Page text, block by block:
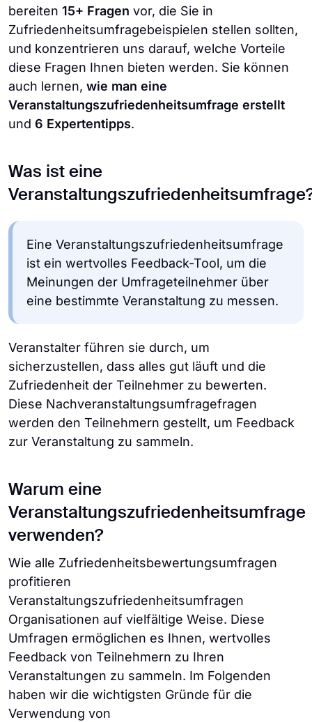
bereiten 15+ Fragen vor, die Sie in
Zufriedenheitsumfragebeispielen stellen sollten,
und konzentrieren uns darauf, welche Vorteile
diese Fragen Ihnen bieten werden. Sie können
auch lernen, wie man eine
Veranstaltungszufriedenheitsumfrage erstellt
und 6 Expertentipps.
Was ist eine
Eine Veranstaltungszufriedenheitsumfrage
ist ein wertvolles Feedback-Tool, um die
Meinungen der Umfrageteilnehmer über
eine bestimmte Veranstaltung zu messen.
Veranstalter führen sie durch, um
sicherzustellen, dass alles gut läuft und die
Zufriedenheit der Teilnehmer zu bewerten.
Diese Nachveranstaltungsumfragefragen
werden den Teilnehmern gestellt, um Feedback
zur Veranstaltung zu sammeln.
Warum eine
Veranstaltungszufriedenheitsumfrage
verwenden?
Wie alle Zufriedenheitsbewertungsumfragen
profitieren
Veranstaltungszufriedenheitsumfragen
Organisationen auf vielfältige Weise. Diese
Umfragen ermöglichen es Ihnen, wertvolles
Feedback von Teilnehmern zu Ihren
Veranstaltungen zu sammeln. Im Folgenden
haben wir die wichtigsten Gründe für die
Verwendung von